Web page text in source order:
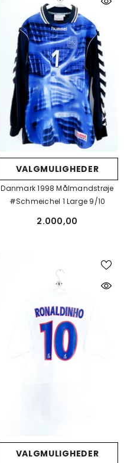
VALGMULIGHEDER
Danmark 1998 Målmandstrøje
#Schmeichel 1 Large 9/10
2.000,00
VALGMULIGHEDER